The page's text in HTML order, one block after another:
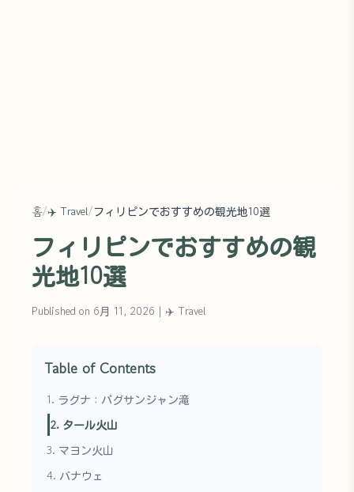
홈/✈️ Travel/フィリピンでおすすめの観光地10選
フィリピンでおすすめの観
光地10選
Published on 6月 11, 2026 | ✈️ Travel
Table of Contents
1. ラグナ：パグサンジャン滝
2. タール火山
3. マヨン火山
4. バナウェ